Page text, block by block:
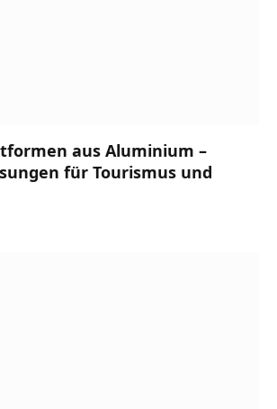
aus Aluminium –
für Tourismus und